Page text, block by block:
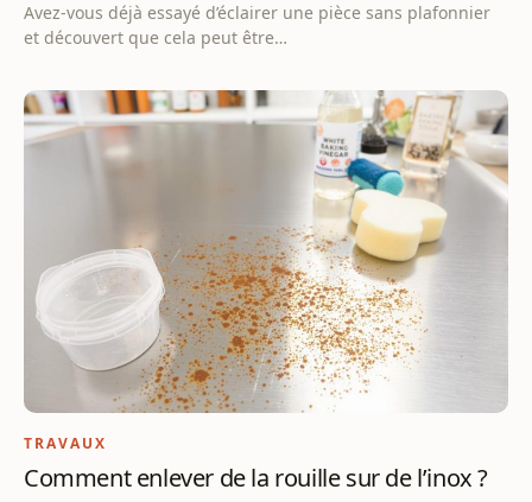
Avez-vous déjà essayé d’éclairer une pièce sans plafonnier
et découvert que cela peut être…
TRAVAUX
Comment enlever de la rouille sur de l’inox ?